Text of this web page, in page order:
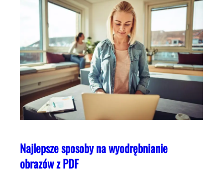
Najlepsze sposoby na wyodrębnianie
obrazów z PDF